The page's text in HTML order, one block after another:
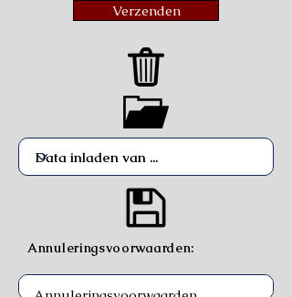
Verzenden
Annuleringsvoorwaarden: